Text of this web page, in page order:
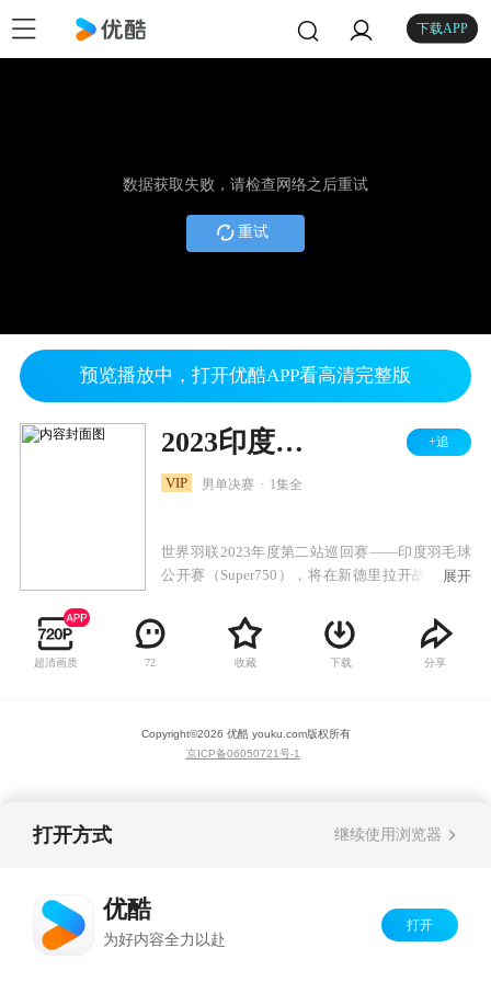
下载APP
数据获取失败，请检查网络之后重试
重试
预览播放中，打开优酷APP看高清完整版
2023印度羽毛球公开赛 男单决赛 安赛龙VS昆拉武特 +追
VIP 男单决赛 1集全
世界羽联2023年度第二站巡回赛——印度羽毛球
公开赛（Super750），将在新德里拉开战幕。从
的国羽队员们，将马不停蹄地继续参赛，力争取
得好成绩。
展开
超清画质 72 收藏 下载 分享
Copyright©2026 优酷 youku.com版权所有
京ICP备06050721号-1
打开方式 继续使用浏览器
优酷
为好内容全力以赴
打开